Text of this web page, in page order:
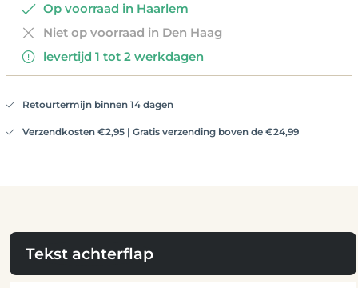
Op voorraad in Haarlem
Niet op voorraad in Den Haag
levertijd 1 tot 2 werkdagen
Retourtermijn binnen 14 dagen
Verzendkosten €2,95 | Gratis verzending boven de €24,99
Tekst achterflap